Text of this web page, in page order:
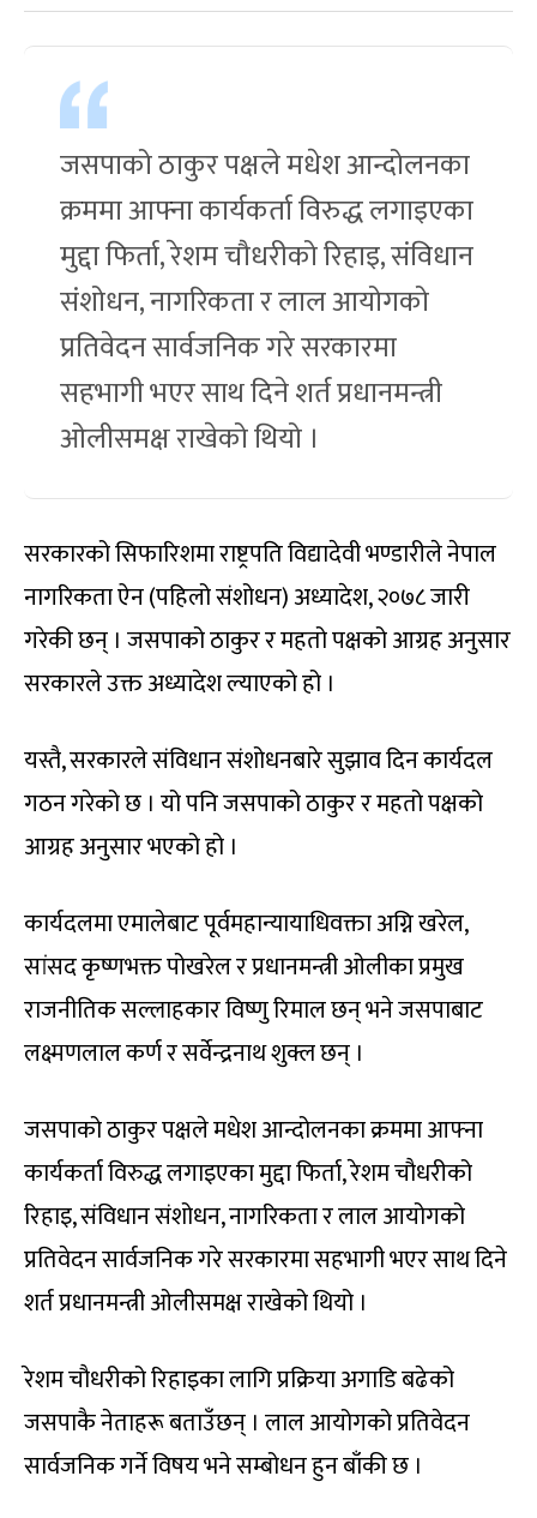
जसपाको ठाकुर पक्षले मधेश आन्दोलनका
क्रममा आफ्ना कार्यकर्ता विरुद्ध लगाइएका
मुद्दा फिर्ता, रेशम चौधरीको रिहाइ, संविधान
संशोधन, नागरिकता र लाल आयोगको
प्रतिवेदन सार्वजनिक गरे सरकारमा
सहभागी भएर साथ दिने शर्त प्रधानमन्त्री
ओलीसमक्ष राखेको थियो ।
सरकारको सिफारिशमा राष्ट्रपति विद्यादेवी भण्डारीले नेपाल
नागरिकता ऐन (पहिलो संशोधन) अध्यादेश, २०७८ जारी
गरेकी छन् । जसपाको ठाकुर र महतो पक्षको आग्रह अनुसार
सरकारले उक्त अध्यादेश ल्याएको हो ।
यस्तै, सरकारले संविधान संशोधनबारे सुझाव दिन कार्यदल
गठन गरेको छ । यो पनि जसपाको ठाकुर र महतो पक्षको
आग्रह अनुसार भएको हो ।
कार्यदलमा एमालेबाट पूर्वमहान्यायाधिवक्ता अग्नि खरेल,
सांसद कृष्णभक्त पोखरेल र प्रधानमन्त्री ओलीका प्रमुख
राजनीतिक सल्लाहकार विष्णु रिमाल छन् भने जसपाबाट
लक्ष्मणलाल कर्ण र सर्वेन्द्रनाथ शुक्ल छन् ।
जसपाको ठाकुर पक्षले मधेश आन्दोलनका क्रममा आफ्ना
कार्यकर्ता विरुद्ध लगाइएका मुद्दा फिर्ता, रेशम चौधरीको
रिहाइ, संविधान संशोधन, नागरिकता र लाल आयोगको
प्रतिवेदन सार्वजनिक गरे सरकारमा सहभागी भएर साथ दिने
शर्त प्रधानमन्त्री ओलीसमक्ष राखेको थियो ।
रेशम चौधरीको रिहाइका लागि प्रक्रिया अगाडि बढेको
जसपाकै नेताहरू बताउँछन् । लाल आयोगको प्रतिवेदन
सार्वजनिक गर्ने विषय भने सम्बोधन हुन बाँकी छ ।